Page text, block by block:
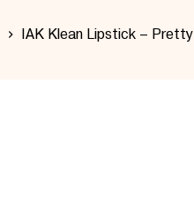
IAK Klean Lipstick – Pretty